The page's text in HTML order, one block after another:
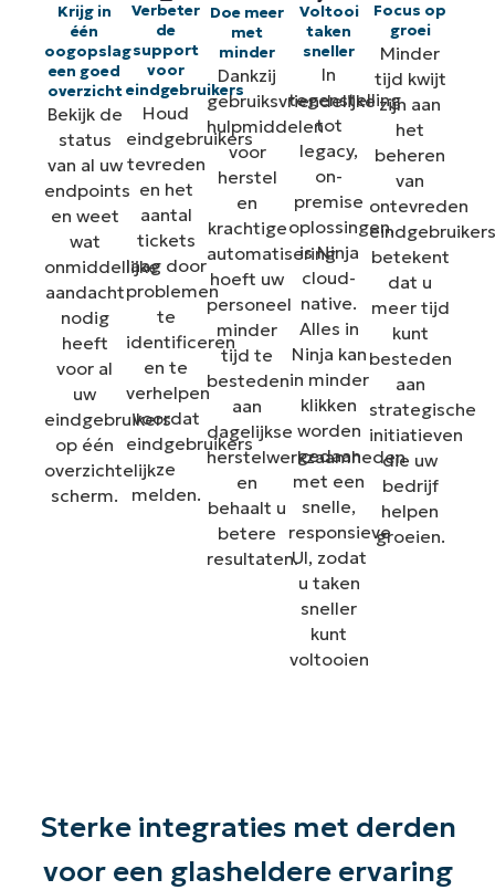
Krijg in
één
oogopslag
een goed
overzicht
Bekijk de
status
van al uw
endpoints
en weet
wat
onmiddellijke
aandacht
nodig
heeft
voor al
uw
eindgebruikers
op één
overzichtelijk
scherm.
Verbeter
de
support
voor
eindgebruikers
Houd
eindgebruikers
tevreden
en het
aantal
tickets
laag door
problemen
te
identificeren
en te
verhelpen
voordat
eindgebruikers
ze
melden.
Doe meer
met
minder
Dankzij
gebruiksvriendelijke
hulpmiddelen
voor
herstel
en
krachtige
automatisering
hoeft uw
personeel
minder
tijd te
besteden
aan
dagelijkse
herstelwerkzaamheden
en
behaalt u
betere
resultaten.
Voltooi
taken
sneller
In
tegenstelling
tot
legacy,
on-
premise
oplossingen,
is Ninja
cloud-
native.
Alles in
Ninja kan
in minder
klikken
worden
gedaan
met een
snelle,
responsieve
UI, zodat
u taken
sneller
kunt
voltooien
Focus op
groei
Minder
tijd kwijt
zijn aan
het
beheren
van
ontevreden
betekent
dat u
meer tijd
kunt
besteden
aan
strategische
initiatieven
die uw
bedrijf
helpen
groeien.
Sterke integraties met derden
voor een glasheldere ervaring